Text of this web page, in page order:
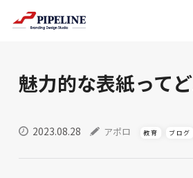
魅力的な表紙って
2023.08.28 アポロ 教育 ブログ